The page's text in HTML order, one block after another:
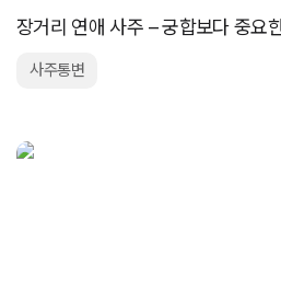
장거리 연애 사주 – 궁합보다 중요
사주통변